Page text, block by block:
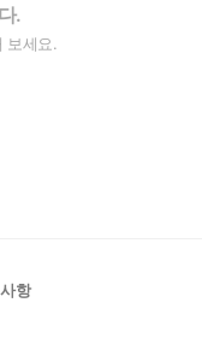
.
보세요.
항